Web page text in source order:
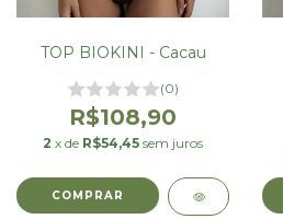
TOP BIOKINI - Cacau
(0)
R$108,90
2 x de R$54,45 sem juros
COMPRAR